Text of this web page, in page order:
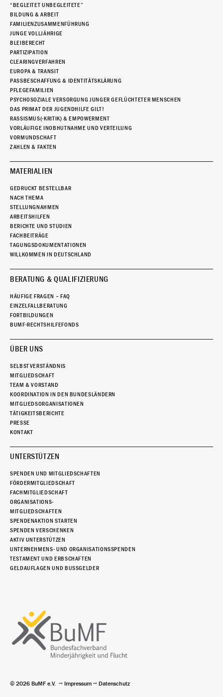
“BEGLEITET UNBEGLEITETE”
BILDUNG & ARBEIT
FAMILIENZUSAMMENFÜHRUNG
JUNGE VOLLJÄHRIGE
BLEIBERECHT
PARTIZIPATION
CLEARINGVERFAHREN
EUROPA & TRANSIT
PASSBESCHAFFUNG & IDENTITÄTSKLÄRUNG
PFLEGEFAMILIEN
PSYCHOSOZIALE VERSORGUNG JUNGER GEFLÜCHTETER MENSCHEN
DAS PRIMAT DER JUGENDHILFE GILT!
RASSISMUS(-KRITIK) & EMPOWERMENT
VORLÄUFIGE INOBHUTNAHME UND VERTEILUNG
VORMUNDSCHAFT
ZAHLEN & FAKTEN
MATERIALIEN
GEDRUCKT BESTELLBAR
NACH THEMA
STELLUNGNAHMEN
ARBEITSHILFEN
BERICHTE UND STUDIEN
FACHBEITRÄGE
TAGUNGSDOKUMENTATIONEN
WILLKOMMEN IN DEUTSCHLAND
BERATUNG & QUALIFIZIERUNG
HÄUFIGE FRAGEN – FAQ
EINZELFALLBERATUNG
FORTBILDUNGEN
BUMF-RECHTSHILFEFONDS
ÜBER UNS
SELBSTVERSTÄNDNIS
MITGLIEDSCHAFT
TEAM & VORSTAND
KOORDINATION IN DEN BUNDESLÄNDERN
MITGLIEDSORGANISATIONEN
TÄTIGKEITSBERICHTE
PRESSE
KONTAKT
UNTERSTÜTZEN
SPENDEN UND MITGLIEDSCHAFTEN
FÖRDERMITGLIEDSCHAFT
FACHMITGLIEDSCHAFT
ORGANISATIONS-
MITGLIEDSCHAFTEN
SPENDENAKTION STARTEN
SPENDEN VERSCHENKEN
AKTIV UNTERSTÜTZEN
UNTERNEHMENS- UND ORGANISATIONSSPENDEN
TESTAMENT UND ERBSCHAFTEN
GELDAUFLAGEN UND BUSSGELDER
© 2026 BuMF e.V. Impressum Datenschutz